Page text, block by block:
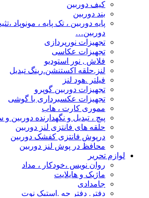
کیف دوربین
بند دوربین
پایه دوربین ، تک پایه ، مونوپاد
دوربین…
تجهیزات نورپردازی
تجهیزات عکاسی
فلاش , نور استودیو
لنز.حلقه اکستنشن.رینگ تبدیل
فیلتر .هود لنز
تجهیزات دوربین گوپرو
تجهیزات عکسبرداری با گوشی
مموری کارت ، هاب
پیچ ، تبدیل و نگهدارنده دوربین
حلقه های فانتزی لنز دوربین
درپوش فانتزی کفشک دوربین
محافظ در پوش لنز دوربین
لوازم تحریر
روان نویس ،خودکار ، مداد
ماژیک و هایلایت
جامدادی
دفتر. دفتر چه .استیک نوت